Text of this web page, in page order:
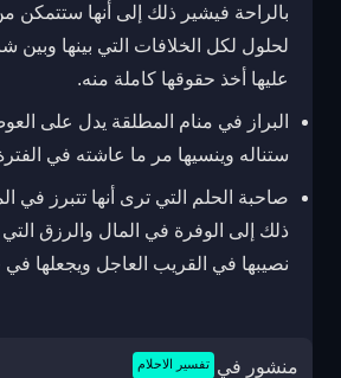
بالراحة فيشير ذلك إلى أنها ستتمكن
لحلول لكل الخلافات التي بينها وبين
عليها أخذ حقوقها كاملة منه.
البراز في منام المطلقة يدل على
ستناله وينسيها مر ما عاشته في
صاحبة الحلم التي ترى أنها تتبرز في
ذلك إلى الوفرة في المال والرزق
نصيبها في القريب العاجل ويجعلها
منشور في تفسير الاحلام